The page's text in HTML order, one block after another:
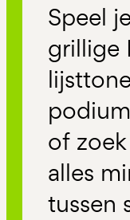
Speel
grillige
of
alles
tussen